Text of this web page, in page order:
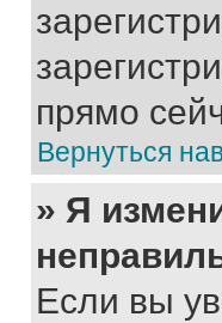
прямо
Вернуться
» Я
Если вы